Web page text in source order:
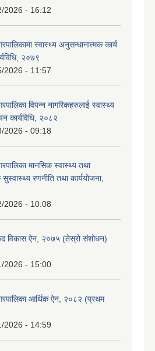
2026 - 16:12
स्वास्थ्य अनुसन्धानात्मक कार्य
२०७९
2026 - 11:57
विपन्न नागरिकहरुलाई स्वास्थ्य
कार्यविधि, २०८२
2026 - 09:18
मानसिक स्वास्थ्य तथा
सुस्वास्थ्य रणनीति तथा कार्ययोजना,
2026 - 10:08
विकास ऐन, २०७५ (तेस्रो संशोधन)
2026 - 15:00
आर्थिक ऐन, २०८२ (प्रथम
2026 - 14:59